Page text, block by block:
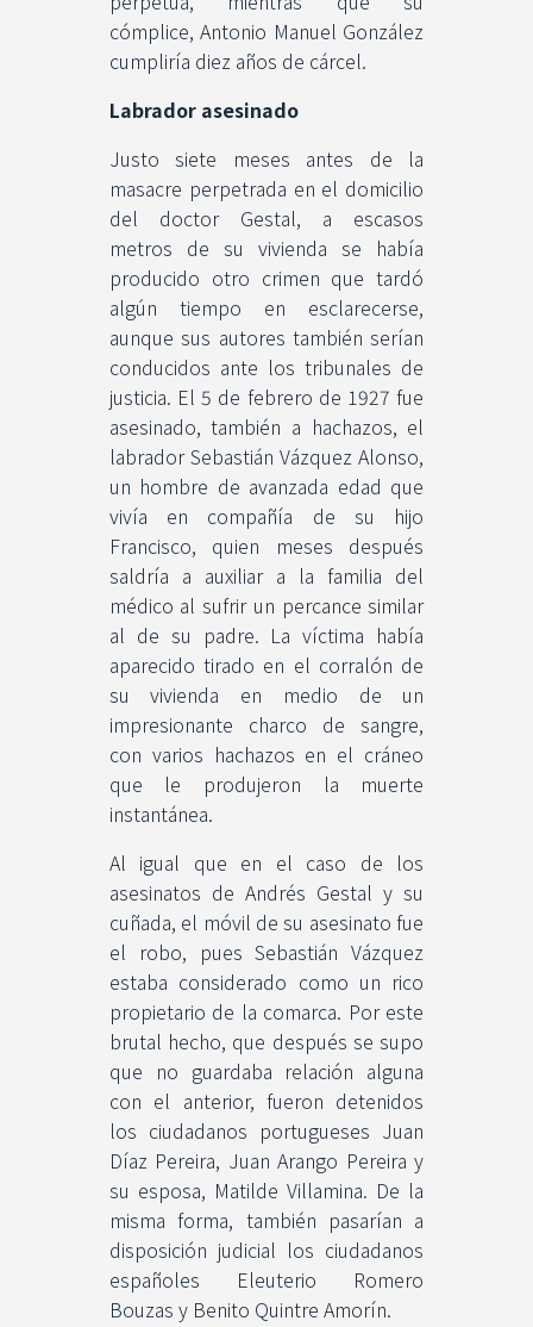
cómplice, Antonio Manuel González
cumpliría diez años de cárcel.
Labrador asesinado
Justo siete meses antes de la
masacre perpetrada en el domicilio
del doctor Gestal, a escasos
metros de su vivienda se había
producido otro crimen que tardó
algún tiempo en esclarecerse,
aunque sus autores también serían
conducidos ante los tribunales de
justicia. El 5 de febrero de 1927 fue
asesinado, también a hachazos, el
labrador Sebastián Vázquez Alonso,
un hombre de avanzada edad que
vivía en compañía de su hijo
Francisco, quien meses después
saldría a auxiliar a la familia del
médico al sufrir un percance similar
al de su padre. La víctima había
aparecido tirado en el corralón de
su vivienda en medio de un
impresionante charco de sangre,
con varios hachazos en el cráneo
que le produjeron la muerte
instantánea.
Al igual que en el caso de los
asesinatos de Andrés Gestal y su
cuñada, el móvil de su asesinato fue
el robo, pues Sebastián Vázquez
estaba considerado como un rico
propietario de la comarca. Por este
brutal hecho, que después se supo
que no guardaba relación alguna
con el anterior, fueron detenidos
los ciudadanos portugueses Juan
Díaz Pereira, Juan Arango Pereira y
su esposa, Matilde Villamina. De la
misma forma, también pasarían a
disposición judicial los ciudadanos
españoles Eleuterio Romero
Bouzas y Benito Quintre Amorín.